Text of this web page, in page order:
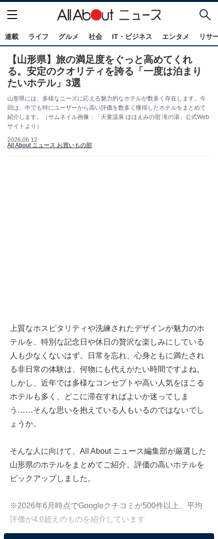
連載 ライフ グルメ 社会 IT・ビジネス エンタメ リサ
【山形県】旅の満足度をぐっと高めてくれ
る。安定のクオリティを誇る「一度は泊まり
たいホテル」3選
山形県には、多様なニーズに応える魅力的なホテルが数多く存在します。今
回は、中でも特にユーザーから高い評価を数多く獲得したホテルをまとめて
紹介します。（サムネイル画像：「天童温泉 ほほえみの宿 滝の湯」公式Web
サイトより）
2026.06.12
All About ニュース お買いもの部
上質なホスピタリティや洗練されたデザインが魅力のホ
テルを、特別な記念日や休日の贅沢な楽しみにしている
人も少なくないはず。日常を忘れ、心身ともに満たされ
る非日常の体験は、何物にも代えがたい時間ですよね。
しかし、近年では多様なコンセプトや高い人気をほこる
ホテルも多く、どこに滞在すればよいか迷ってしま
う……そんな思いを抱えている人もいるのではないでし
ょうか。
そんな人に向けて、All About ニュース編集部が厳選した
山形県のホテルをまとめてご紹介。評価の高いホテルを
ピックアップしました。
※2026年6月時点でGoogleクチコミが500件以上、平均
評価が4.0超えのものを紹介しています